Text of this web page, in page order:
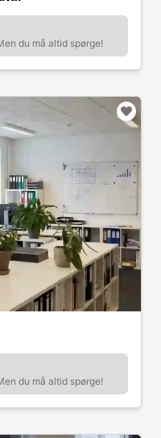
du må altid spørge!
du må altid spørge!